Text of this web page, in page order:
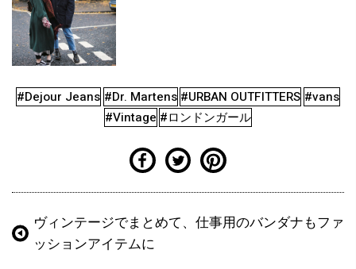
#Dejour Jeans #Dr. Martens #URBAN OUTFITTERS #vans
#Vintage #ロンドンガール
ヴィンテージでまとめて、仕事用のバンダナもファ
ッションアイテムに